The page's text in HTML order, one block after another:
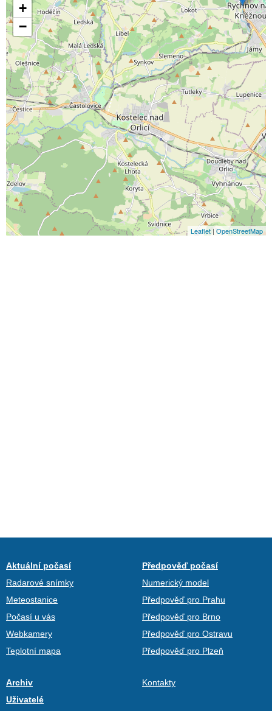
+
−
Leaflet| OpenStreetMap
Aktuální počasí
Radarové snímky
Meteostanice
Počasí u vás
Webkamery
Teplotní mapa
Předpověď počasí
Numerický model
Předpověď pro Prahu
Předpověď pro Brno
Předpověď pro Ostravu
Předpověď pro Plzeň
Archiv
Uživatelé
Kontakty